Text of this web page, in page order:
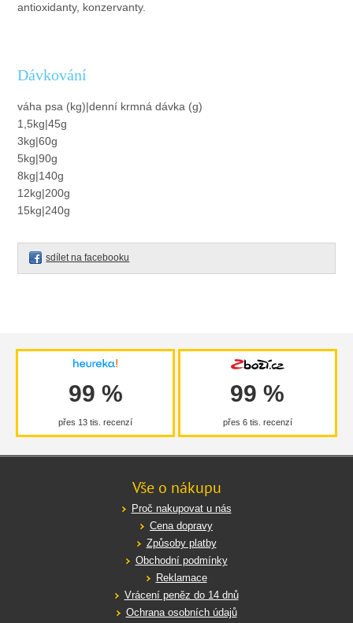
antioxidanty, konzervanty.
Dávkování
váha psa (kg)|denní krmná dávka (g)
1,5kg|45g
3kg|60g
5kg|90g
8kg|140g
12kg|200g
15kg|240g
sdílet na facebooku
99 %
přes 13 tis. recenzí
99 %
přes 6 tis. recenzí
Vše o nákupu
Proč nakupovat u nás
Cena dopravy
Způsoby platby
Obchodní podmínky
Reklamace
Vrácení peněz do 14 dnů
Ochrana osobních údajů